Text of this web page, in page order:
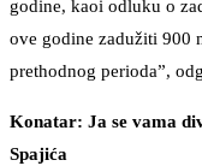
godine, kaoi odluku o
ove godine zadužiti 900
prethodnog perioda”,
Konatar: Ja se vama
Spajića